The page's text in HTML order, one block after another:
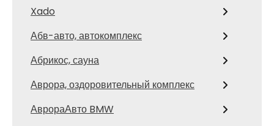
Xado
Абв-авто, автокомплекс
Абрикос, сауна
Аврора, оздоровительный комплекс
АврораАвто BMW